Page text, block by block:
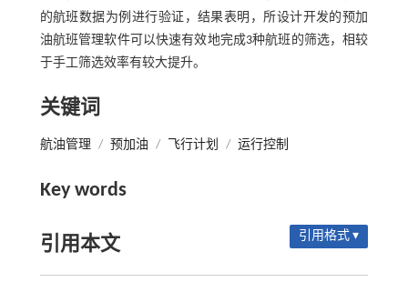
的航班数据为例进行验证，结果表明，所设计开发的预加
油航班管理软件可以快速有效地完成3种航班的筛选，相较
于手工筛选效率有较大提升。
关键词
航油管理 / 预加油 / 飞行计划 / 运行控制
Key words
引用本文 引用格式 ▾